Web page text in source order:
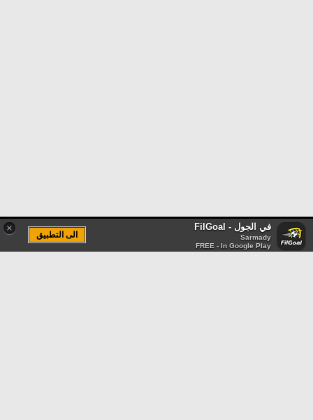
× في الجول - FilGoal
Sarmady
FREE - In Google Play
الى التطبيق